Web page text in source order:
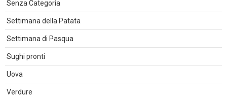
Senza Categoria
Settimana della Patata
Settimana di Pasqua
Sughi pronti
Uova
Verdure